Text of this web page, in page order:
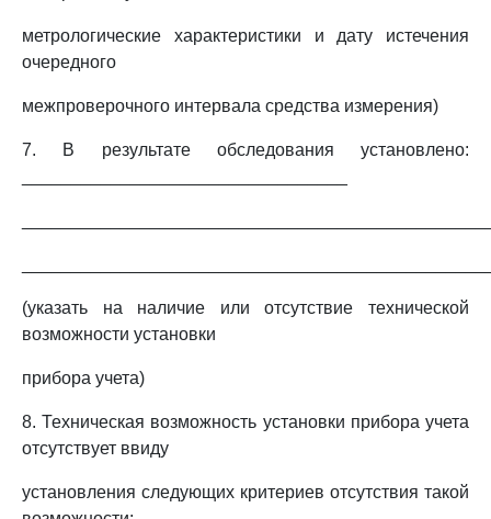
метрологические характеристики и дату истечения
очередного
межпроверочного интервала средства измерения)
7. В результате обследования установлено:
(указать на наличие или отсутствие технической
возможности установки
прибора учета)
8. Техническая возможность установки прибора учета
отсутствует ввиду
установления следующих критериев отсутствия такой